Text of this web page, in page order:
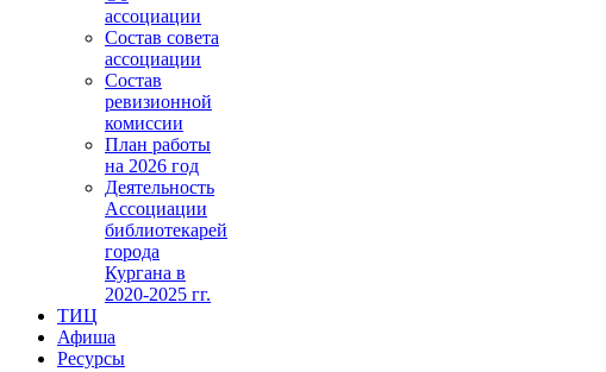
ассоциации
Состав совета
ассоциации
Состав
ревизионной
комиссии
План работы
на 2026 год
Деятельность
Ассоциации
библиотекарей
города
Кургана в
2020-2025 гг.
ТИЦ
Афиша
Ресурсы